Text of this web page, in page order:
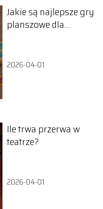
Jakie są najlepsze gry
planszowe dla
2026-04-01
Ile trwa przerwa w
teatrze?
2026-04-01